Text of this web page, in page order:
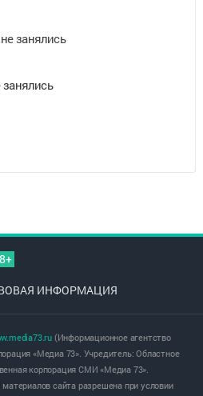
ИНФОРМАЦИЯ
(Информационное агентство
«Медиа 73». Учредитель: Областное
корпорация СМИ «Медиа 73».
сайта разрешена при условии